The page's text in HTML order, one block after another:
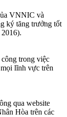
VNNIC và
ký tăng trưởng tốt
trong việc
lĩnh vực trên
qua website
Hòa trên các